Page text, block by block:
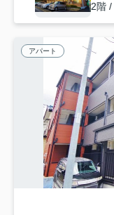
2階 /
アパート